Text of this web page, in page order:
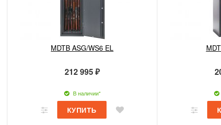
MDTB ASG/WS6 EL
212 995 ₽
В наличии*